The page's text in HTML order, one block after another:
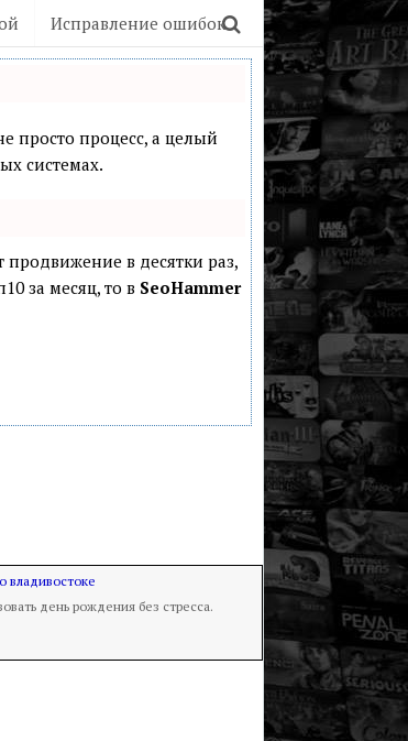
Исправление ошибок
просто процесс, а целый
системах.
продвижение в десятки раз,
за месяц, то в SeoHammer
владивостоке
день рождения без стресса.